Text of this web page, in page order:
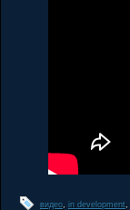
видео, in development